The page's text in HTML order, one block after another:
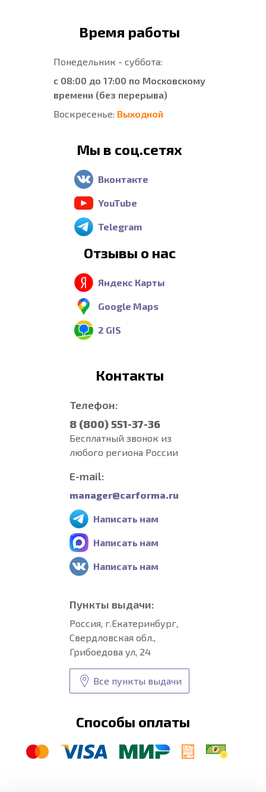
Время работы
Понедельник - суббота:
с 08:00 до 17:00 по Московскому
времени (без перерыва)
Воскресенье: Выходной
Мы в соц.сетях
Вконтакте
YouTube
Telegram
Отзывы о нас
Яндекс Карты
Google Maps
2 GIS
Контакты
Телефон:
8 (800) 551-37-36
Бесплатный звонок из
любого региона России
E-mail:
manager@carforma.ru
Написать нам
Написать нам
Написать нам
Пункты выдачи:
Россия, г.Екатеринбург,
Свердловская обл.,
Грибоедова ул, 24
Все пункты выдачи
Способы оплаты